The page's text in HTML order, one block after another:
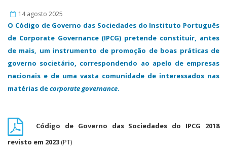
14 agosto 2025
O Código de Governo das Sociedades do Instituto Português
de Corporate Governance (IPCG) pretende constituir, antes
de mais, um instrumento de promoção de boas práticas de
governo societário, correspondendo ao apelo de empresas
nacionais e de uma vasta comunidade de interessados nas
matérias decorporate governance.
Código de Governo das Sociedades do IPCG 2018
revisto em 2023(PT)